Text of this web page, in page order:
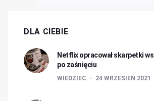
DLA CIEBIE
Netflix opracował skarpetki
po zaśnięciu
WIEDZIEC 24 WRZESIEŃ 2021